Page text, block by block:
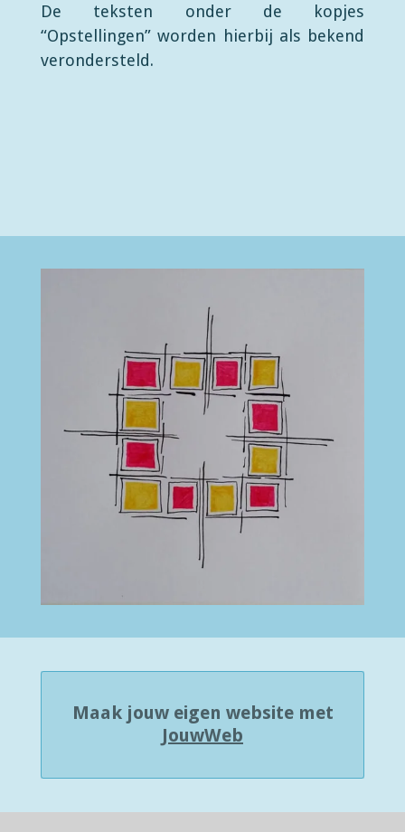
De teksten onder de kopjes
“Opstellingen” worden hierbij als bekend
verondersteld.
Maak jouw eigen website met
JouwWeb